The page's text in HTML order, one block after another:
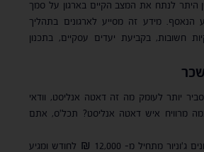
היתר לנתח את המצב הקיים בארגון על סמך
הנאסף. מידע זה מסייע לארגונים בתהליך
חשובות, בקביעת יעדים עסקיים, בתכנון
יותר לעומק מה זה דאטה אנליסט, וודאי
מרוויח איש דאטה אנליסט? תכל'ס, אתם
השכר של אנליסט נתונים ג'וניור מתחיל מ- 12,000 ₪ לחודש ומגיע